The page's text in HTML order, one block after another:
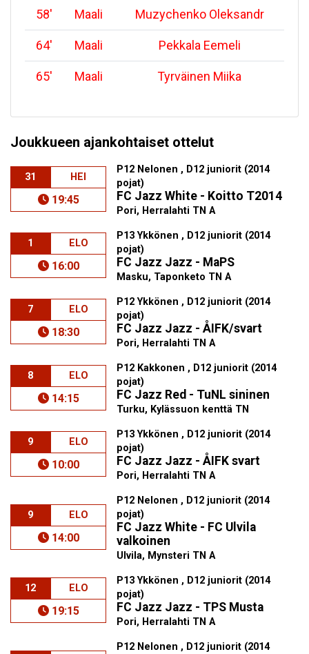
58' Maali Muzychenko Oleksandr
64' Maali Pekkala Eemeli
65' Maali Tyrväinen Miika
Joukkueen ajankohtaiset ottelut
31 HEI
19:45
P12 Nelonen , D12 juniorit (2014
pojat)
FC Jazz White - Koitto T2014
Pori, Herralahti TN A
1 ELO
16:00
P13 Ykkönen , D12 juniorit (2014
pojat)
FC Jazz Jazz - MaPS
Masku, Taponketo TN A
7 ELO
18:30
P12 Ykkönen , D12 juniorit (2014
pojat)
FC Jazz Jazz - ÅIFK/svart
Pori, Herralahti TN A
8 ELO
14:15
P12 Kakkonen , D12 juniorit (2014
pojat)
FC Jazz Red - TuNL sininen
Turku, Kylässuon kenttä TN
9 ELO
10:00
P13 Ykkönen , D12 juniorit (2014
pojat)
FC Jazz Jazz - ÅIFK svart
Pori, Herralahti TN A
9 ELO
14:00
P12 Nelonen , D12 juniorit (2014
pojat)
FC Jazz White - FC Ulvila
valkoinen
Ulvila, Mynsteri TN A
12 ELO
19:15
P13 Ykkönen , D12 juniorit (2014
pojat)
FC Jazz Jazz - TPS Musta
Pori, Herralahti TN A
P12 Nelonen , D12 juniorit (2014